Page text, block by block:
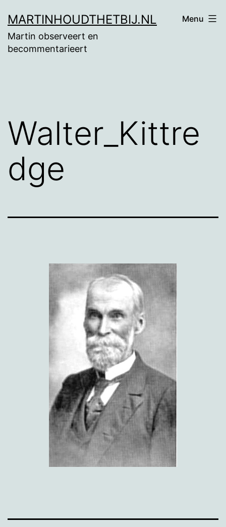
naar
de
MARTINHOUDTHETBIJ.NL
Martin observeert en
becommentarieert
Menu
Walter_Kittre
dge